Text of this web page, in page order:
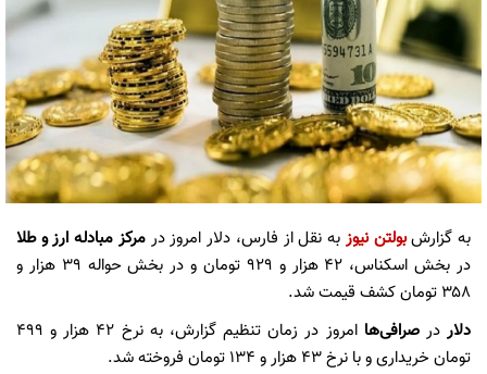
به گزارش بولتن نیوز به نقل از فارس، دلار امروز در مرکز مبادله ارز و طلا
در بخش اسکناس، ۴۲ هزار و ۹۲۹ تومان و در بخش حواله‌ ۳۹ هزار و
۳۵۸ تومان کشف قیمت شد‌.
دلاردر ‌‌صرافی‌ها
امروز در زمان تنظیم گزارش، به نرخ ۴۲ هزار و ۴۹۹
تومان خریداری و با نرخ ۴۳ هزار و ۱۳۴ تومان فروخته شد.